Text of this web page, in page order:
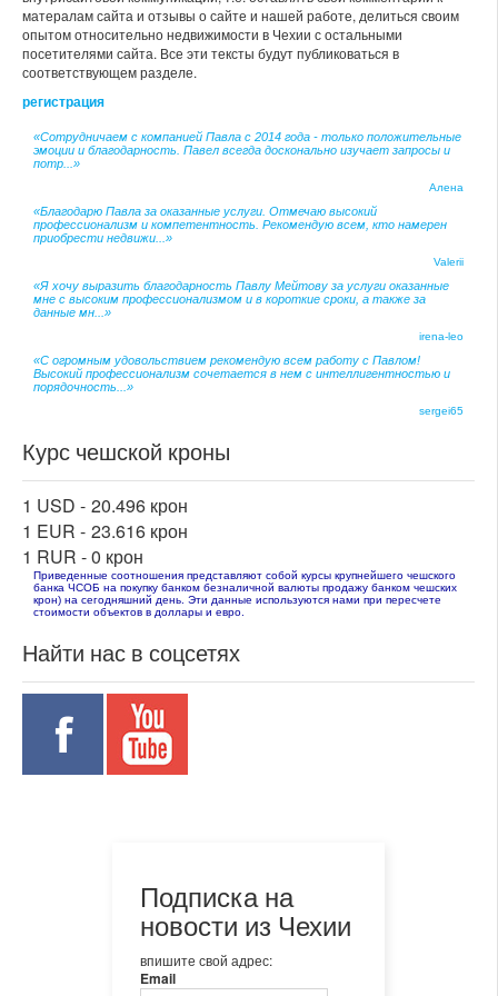
матералам сайта и отзывы о сайте и нашей работе, делиться своим
опытом относительно недвижимости в Чехии с остальными
посетителями сайта. Все эти тексты будут публиковаться в
соответствующем разделе.
регистрация
«Сотрудничаем с компанией Павла с 2014 года - только положительные
эмоции и благодарность. Павел всегда досконально изучает запросы и
потр...»
Алена
«Благодарю Павла за оказанные услуги. Отмечаю высокий
профессионализм и компетентность. Рекомендую всем, кто намерен
приобрести недвижи...»
Valerii
«Я хочу выразить благодарность Павлу Мейтову за услуги оказанные
мне с высоким профессионализмом и в короткие сроки, а также за
данные мн...»
irena-leo
«С огромным удовольствием рекомендую всем работу с Павлом!
Высокий профессионализм сочетается в нем с интеллигентностью и
порядочность...»
sergei65
Курс чешской кроны
1 USD - 20.496 крон
1 EUR - 23.616 крон
1 RUR -0 крон
Приведенные соотношения представляют собой курсы крупнейшего чешского
банка ЧСОБ на покупку банком безналичной валюты продажу банком чешских
крон) на сегодняшний день. Эти данные используются нами при пересчете
стоимости объектов в доллары и евро.
Найти нас в соцсетях
Подписка на
новости из Чехии
впишите свой адрес:
Email